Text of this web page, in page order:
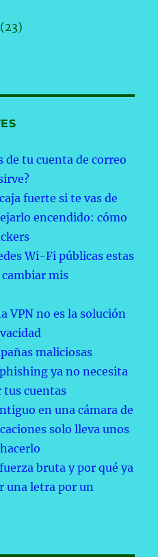
(23)
de tu cuenta de correo
fuerte si te vas de
encendido: cómo
Wi-Fi públicas estas
cambiar mis
VPN no es la solución
maliciosas
ya no necesita
tus cuentas
en una cámara de
solo lleva unos
bruta y por qué ya
una letra por un